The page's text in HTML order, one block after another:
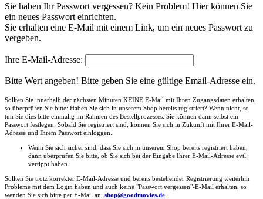
Sie haben Ihr Passwort vergessen? Kein Problem! Hier können Sie
ein neues Passwort einrichten.
Sie erhalten eine E-Mail mit einem Link, um ein neues Passwort zu
vergeben.
Ihre E-Mail-Adresse:
Bitte Wert angeben! Bitte geben Sie eine gültige Email-Adresse ein.
Sollten Sie innerhalb der nächsten Minuten KEINE E-Mail mit Ihren Zugangsdaten erhalten,
so überprüfen Sie bitte: Haben Sie sich in unserem Shop bereits registriert? Wenn nicht, so
tun Sie dies bitte einmalig im Rahmen des Bestellprozesses. Sie können dann selbst ein
Passwort festlegen. Sobald Sie registriert sind, können Sie sich in Zukunft mit Ihrer E-Mail-
Adresse und Ihrem Passwort einloggen.
Wenn Sie sich sicher sind, dass Sie sich in unserem Shop bereits registriert haben,
dann überprüfen Sie bitte, ob Sie sich bei der Eingabe Ihrer E-Mail-Adresse evtl.
vertippt haben.
Sollten Sie trotz korrekter E-Mail-Adresse und bereits bestehender Registrierung weiterhin
Probleme mit dem Login haben und auch keine "Passwort vergessen"-E-Mail erhalten, so
wenden Sie sich bitte per E-Mail an: shop@goodmovies.de